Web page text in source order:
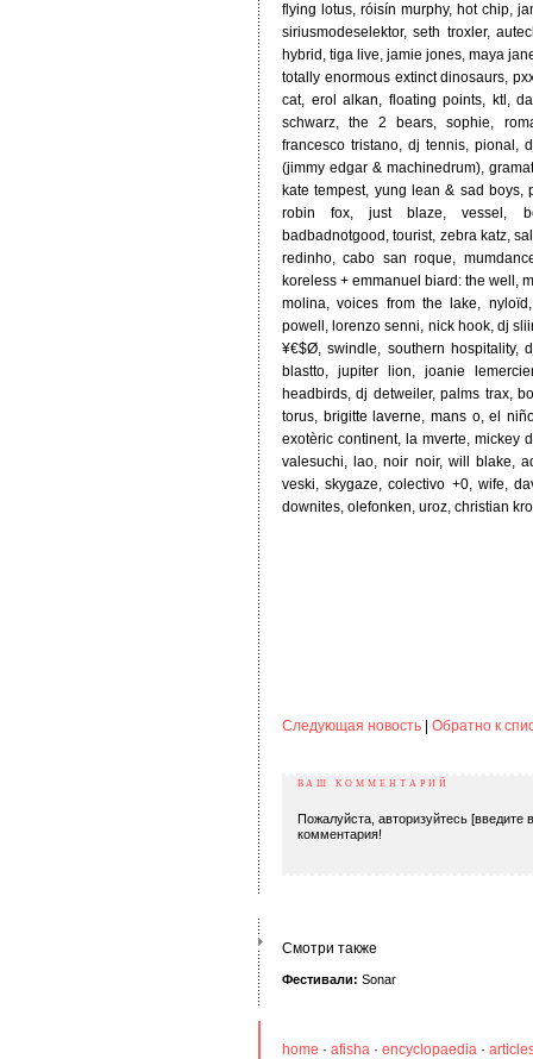
flying lotus, róisín murphy, hot chip,
siriusmodeselektor, seth troxler,
hybrid, tiga live, jamie jones, maya
totally enormous extinct dinosaurs,
cat, erol alkan, floating points, ktl,
schwarz, the 2 bears, sophie,
francesco tristano, dj tennis, pional,
(jimmy edgar & machinedrum),
kate tempest, yung lean & sad
robin fox, just blaze, vessel,
badbadnotgood, tourist, zebra katz,
redinho, cabo san roque,
koreless + emmanuel biard: the well,
molina, voices from the lake,
powell, lorenzo senni, nick hook, dj
¥€$Ø, swindle, southern hospitality,
blastto, jupiter lion, joanie
headbirds, dj detweiler, palms trax,
torus, brigitte laverne, mans o, el
exotèric continent, la mverte, mickey
valesuchi, lao, noir noir, will blake,
veski, skygaze, colectivo +0, wife,
downites, olefonken, uroz, christian
Следующая новость Обратно к
ВАШ КОММЕНТАРИЙ
Пожалуйста, авторизуйтесь [введите
комментария!
Смотри также
Фестивали: Sonar
home · afisha · encyclopaedia ·